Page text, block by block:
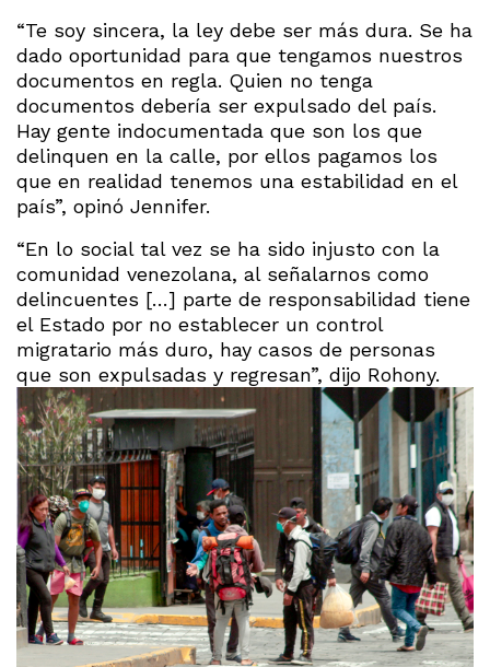
“Te soy sincera, la ley debe ser más dura. Se ha
dado oportunidad para que tengamos nuestros
documentos en regla. Quien no tenga
documentos debería ser expulsado del país.
Hay gente indocumentada que son los que
delinquen en la calle, por ellos pagamos los
que en realidad tenemos una estabilidad en el
país”, opinó Jennifer.
“En lo social tal vez se ha sido injusto con la
comunidad venezolana, al señalarnos como
delincuentes […] parte de responsabilidad tiene
el Estado por no establecer un control
migratario más duro, hay casos de personas
que son expulsadas y regresan”, dijo Rohony.